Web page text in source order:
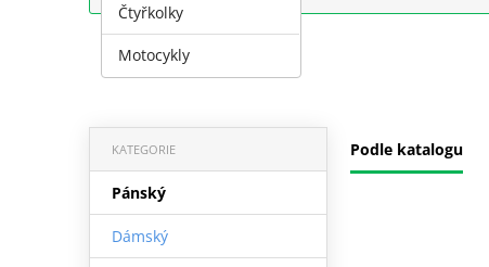
Podle katalogu
KATEGORIE
Pánský
Dámský
Čtyřkolky
Motocykly